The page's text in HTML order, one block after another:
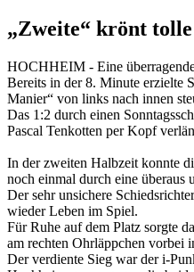
„Zweite“ krönt
HOCHHEIM - Eine
Bereits in der 8. Minute erzielte
Manier“ von links nach innen
Das 1:2 durch einen
Pascal Tenkotten per Kopf
In der zweiten Halbzeit konnte
noch einmal durch eine
Der sehr unsichere
wieder Leben im Spiel.
Für Ruhe auf dem Platz sorgte
am rechten Ohrläppchen vorbei
Der verdiente Sieg war der i-